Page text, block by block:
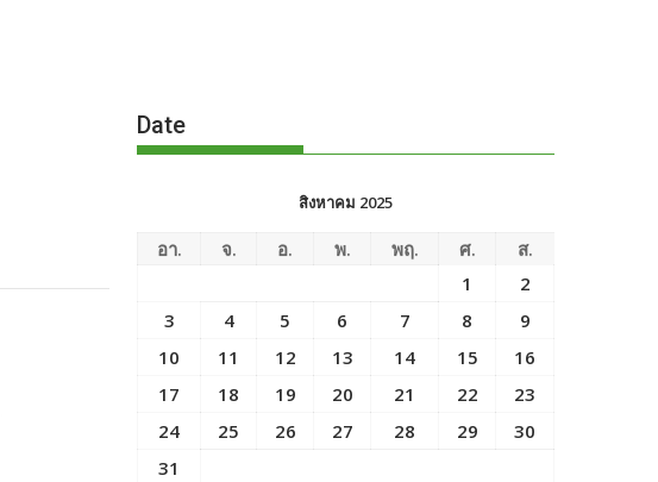
Date
สิงหาคม 2025
อา. จ. อ. พ. พฤ. ศ.
ส.
1
2
3
4 5 6 7 8
9
10
11 12 13 14 15
16
17
18 19 20 21 22
23
24
25 26 27 28 29
30
31